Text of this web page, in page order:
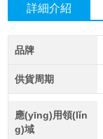
詳細介紹
品牌
供貨周期
應(yīng)用領(lǐn
g)域